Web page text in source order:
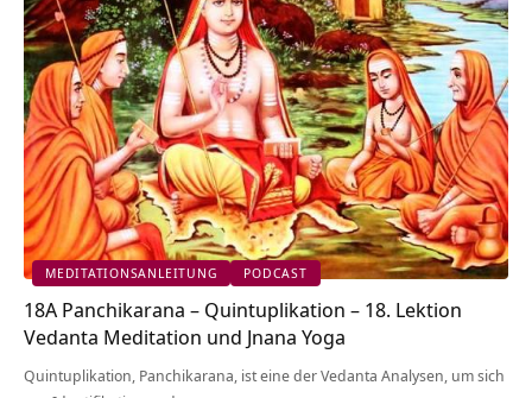
MEDITATIONSANLEITUNG PODCAST
18A Panchikarana – Quintuplikation – 18. Lektion
Vedanta Meditation und Jnana Yoga
Quintuplikation, Panchikarana, ist eine der Vedanta Analysen, um sich